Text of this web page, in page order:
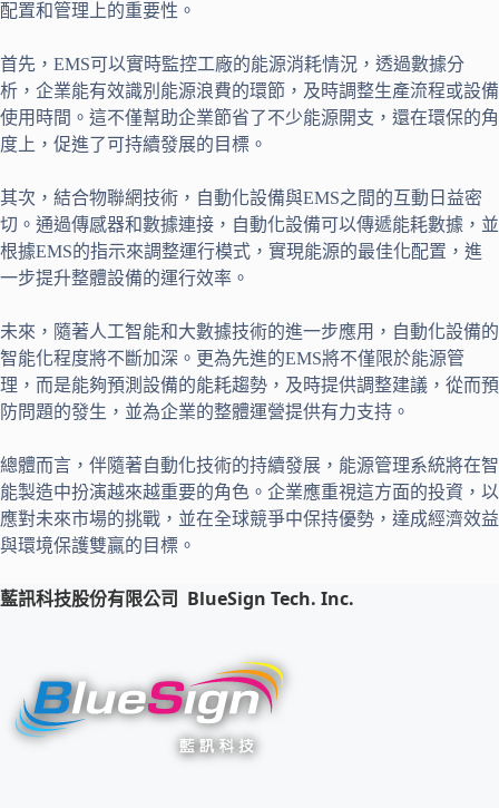
配置和管理上的重要性。
首先，EMS可以實時監控工廠的能源消耗情況，透過數據分
析，企業能有效識別能源浪費的環節，及時調整生產流程或設備
使用時間。這不僅幫助企業節省了不少能源開支，還在環保的角
度上，促進了可持續發展的目標。
其次，結合物聯網技術，自動化設備與EMS之間的互動日益密
切。通過傳感器和數據連接，自動化設備可以傳遞能耗數據，並
根據EMS的指示來調整運行模式，實現能源的最佳化配置，進
一步提升整體設備的運行效率。
未來，隨著人工智能和大數據技術的進一步應用，自動化設備的
智能化程度將不斷加深。更為先進的EMS將不僅限於能源管
理，而是能夠預測設備的能耗趨勢，及時提供調整建議，從而預
防問題的發生，並為企業的整體運營提供有力支持。
總體而言，伴隨著自動化技術的持續發展，能源管理系統將在智
能製造中扮演越來越重要的角色。企業應重視這方面的投資，以
應對未來市場的挑戰，並在全球競爭中保持優勢，達成經濟效益
與環境保護雙贏的目標。
藍訊科技股份有限公司 BlueSign Tech. Inc.